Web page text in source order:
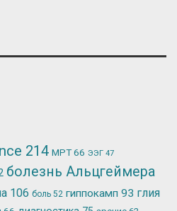
214 МРТ66 ЭЭГ 47
болезнь Альцгеймера
106 боль 52 гиппокамп 93 глия